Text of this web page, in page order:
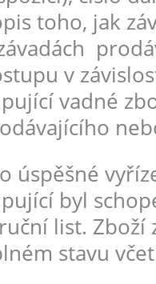
toho, jak
v
vadné
úspěšné
byl
list. Zboží
stavu